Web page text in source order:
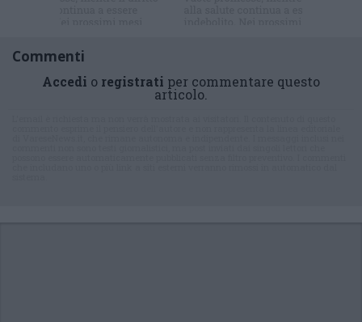
Commenti
Accedi o registrati per commentare questo
articolo.